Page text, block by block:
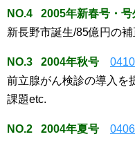
NO.4 2005年新春号・
新長野市誕生/85億円の
NO.3 2004年秋号
前立腺がん検診の導入を
課題etc.
NO.2 2004年夏号